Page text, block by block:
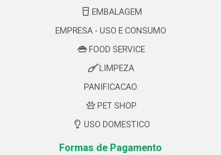
EMBALAGEM
EMPRESA - USO E CONSUMO
FOOD SERVICE
LIMPEZA
PANIFICACAO
PET SHOP
USO DOMESTICO
Formas de Pagamento